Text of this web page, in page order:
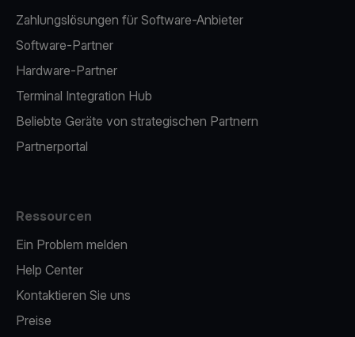
Zahlungslösungen für Software-Anbieter
Software-Partner
Hardware-Partner
Terminal Integration Hub
Beliebte Geräte von strategischen Partnern
Partnerportal
Ressourcen
Ein Problem melden
Help Center
Kontaktieren Sie uns
Preise